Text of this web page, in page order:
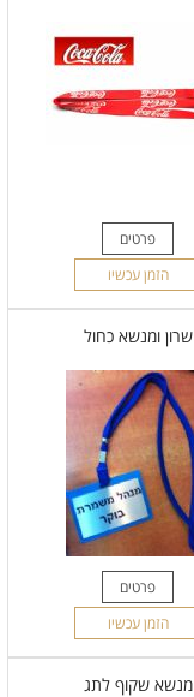
פרטים
הזמן עכשיו
שרון ומנשא כחול
פרטים
הזמן עכשיו
מנשא שקוף לתג